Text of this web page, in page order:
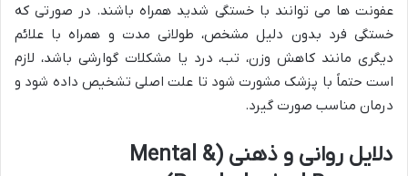
عفونت ها می توانند با خستگی شدید همراه باشند. در صورتی که
خستگی فرد بدون دلیل مشخص، طولانی مدت و همراه با علائم
دیگری مانند کاهش وزن، تب، درد یا مشکلات گوارشی باشد، لازم
است حتماً با پزشک مشورت شود تا علت اصلی تشخیص داده شود و
درمان مناسب صورت گیرد.
دلایل روانی و ذهنی (Mental &